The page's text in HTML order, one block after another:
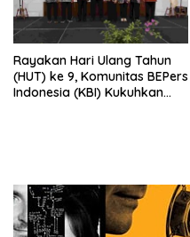
Rayakan Hari Ulang Tahun
(HUT) ke 9, Komunitas BEPers
Indonesia (KBI) Kukuhkan
seluruh Indonesia dan
Mancanegara”.